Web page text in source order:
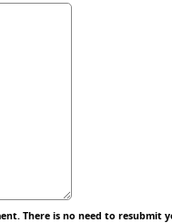
There is no need to resubmit